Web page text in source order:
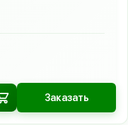
Заказать